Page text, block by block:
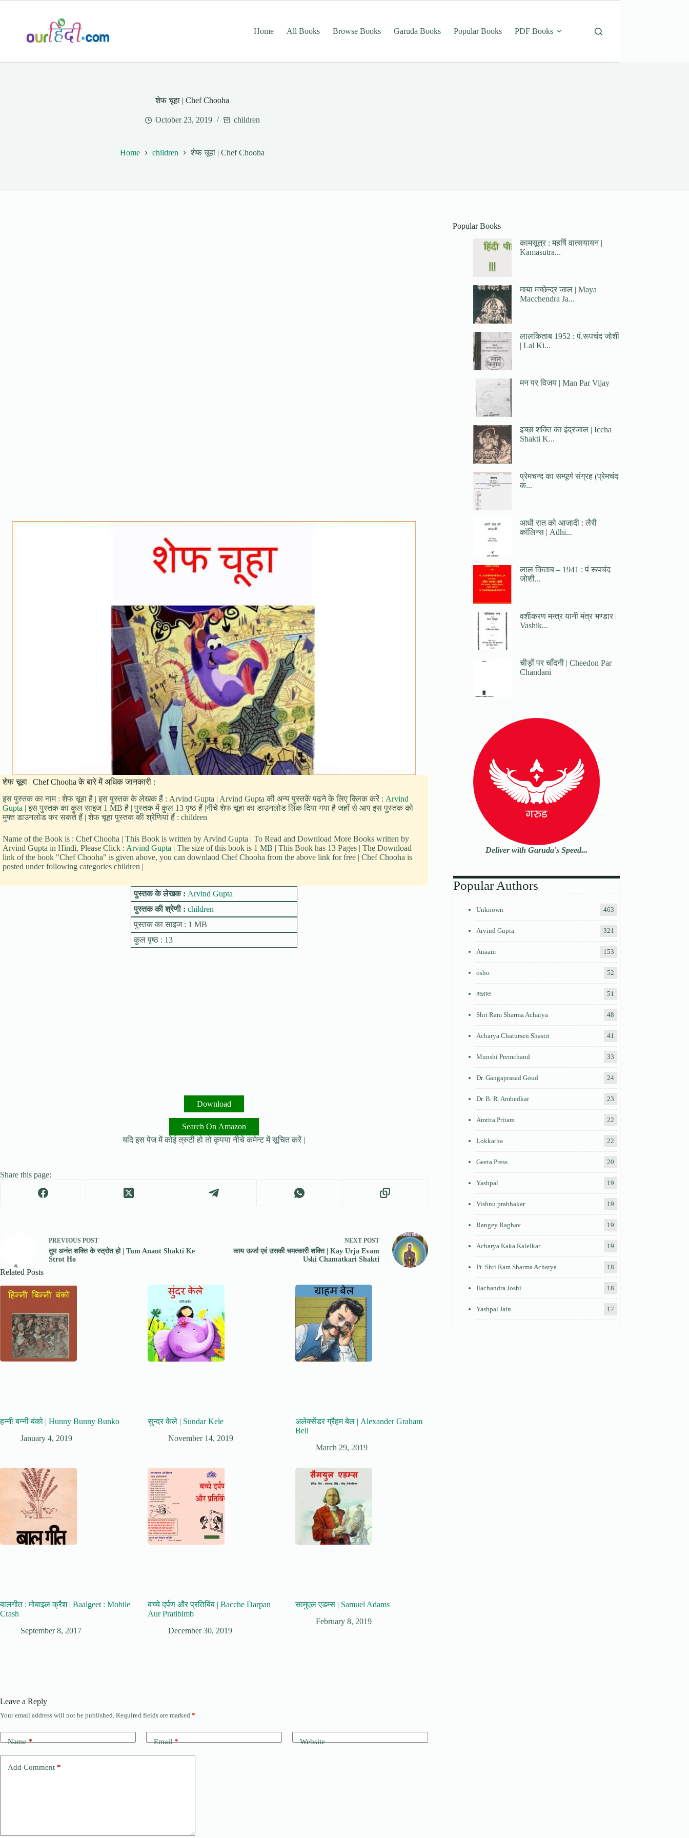
Home
All Books Browse Books Garuda Books Popular Books PDF Books
शेफ चूहा | Chef Chooha
October 23, 2019 children
Home children शेफ चूहा | Chef Chooha
शेफ चूहा | Chef Chooha के बारे में अधिक जानकारी :
इस पुस्तक का नाम : शेफ चूहा है | इस पुस्तक के लेखक हैं : Arvind Gupta | Arvind Gupta की अन्य पुस्तकें पढने के लिए क्लिक करें : Arvind
Gupta | इस पुस्तक का कुल साइज 1 MB है | पुस्तक में कुल 13 पृष्ठ हैं |नीचे शेफ चूहा का डाउनलोड लिंक दिया गया है जहाँ से आप इस पुस्तक को
मुफ्त डाउनलोड कर सकते हैं | शेफ चूहा पुस्तक की श्रेणियां हैं : children
Name of the Book is : Chef Chooha | This Book is written by Arvind Gupta | To Read and Download More Books written by
Arvind Gupta in Hindi, Please Click : Arvind Gupta | The size of this book is 1 MB | This Book has 13 Pages | The Download
link of the book "Chef Chooha" is given above, you can downlaod Chef Chooha from the above link for free | Chef Chooha is
posted under following categories children |
पुस्तक के लेखक : Arvind Gupta
पुस्तक की श्रेणी : children
पुस्तक का साइज : 1 MB
कुल पृष्ठ : 13
Download
Search On Amazon
यदि इस पेज में कोई त्रुटी हो तो कृपया नीचे कमेन्ट में सूचित करें |
Share this page:
PREVIOUS POST
तुम अनंत शक्ति के स्त्रोत हो | Tum Anant Shakti Ke
Strot Ho
NEXT POST
काय ऊर्जा एवं उसकी चमत्कारी शक्ति | Kay Urja Evam
Uski Chamatkari Shakti
Related Posts
हन्नी बन्नी बंको | Hunny Bunny Bunko
January 4, 2019
सुन्दर केले | Sundar Kele
November 14, 2019
अलेक्सेंडर ग्रैहम बेल | Alexander Graham
Bell
March 29, 2019
बालगीत : मोबाइल क्रैश | Baalgeet : Mobile
Crash
September 8, 2017
बच्चे दर्पण और प्रतिबिंब | Bacche Darpan
Aur Pratibimb
December 30, 2019
सामुएल एडम्स | Samuel Adams
February 8, 2019
Popular Books
कामसूत्र : महर्षि वात्सयायन |
Kamasutra...
माया मच्छेन्द्र जाल | Maya
Macchendra Ja...
लालकिताब 1952 : पं.रूपचंद जोशी
| Lal Ki...
मन पर विजय | Man Par Vijay
इच्छा शक्ति का इंद्रजाल | Iccha
Shakti K...
प्रेमचन्द का सम्पूर्ण संग्रह (प्रेमचंद
क...
आधी रात को आजादी : लैरी
कॉलिन्स | Adhi...
लाल किताब – 1941 : पं रूपचंद
जोशी...
वशीकरण मन्त्र यानी मंत्र भण्डार |
Vashik...
चीड़ों पर चाँदनी | Cheedon Par
Chandani
Deliver with Garuda's Speed...
Popular Authors
Unknown 463
Arvind Gupta 321
Anaam 153
osho 52
अज्ञात 51
Shri Ram Sharma Acharya 48
Acharya Chatursen Shastri 41
Munshi Premchand 33
Dr. Gangaprasad Goud 24
Dr. B. R. Ambedkar 23
Amrita Pritam 22
Lokkatha 22
Geeta Press 20
Yashpal 19
Vishnu prabhakar 19
Rangey Raghav 19
Acharya Kaka Kalelkar 19
Pt. Shri Ram Sharma Acharya 18
Ilachandra Joshi 18
Yashpal Jain 17
Leave a Reply
Your email address will not be published. Required fields are marked *
Name* Email* Website
Add Comment *